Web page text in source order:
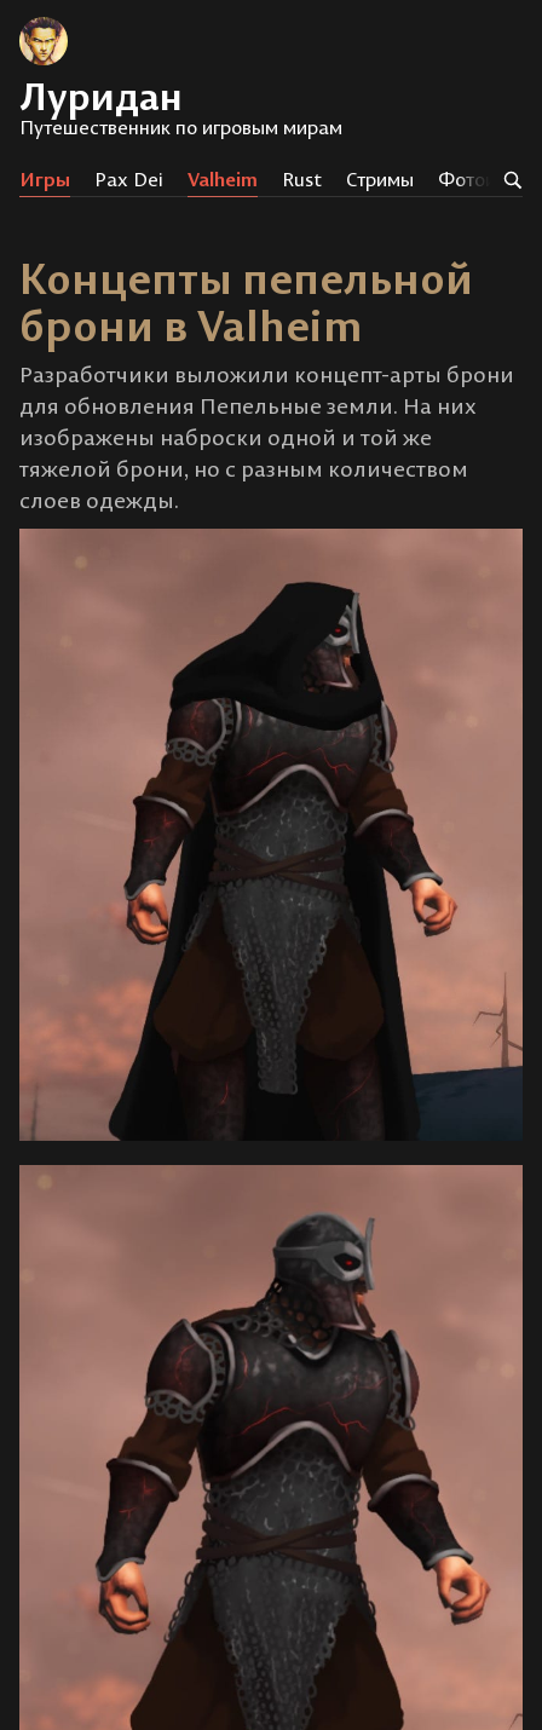
Луридан
Путешественник по игровым мирам
Игры Pax Dei Valheim Rust Стримы
Концепты пепельной
брони в Valheim
Разработчики выложили концепт-арты брони
для обновления Пепельные земли. На них
изображены наброски одной и той же
тяжелой брони, но с разным количеством
слоев одежды.